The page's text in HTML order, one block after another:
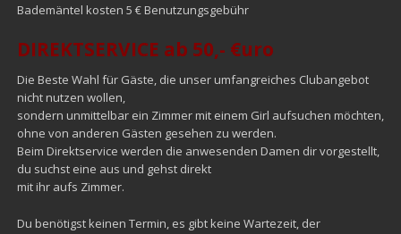
Bademäntel kosten 5 € Benutzungsgebühr
DIREKTSERVICE ab 50,- €uro
Die Beste Wahl für Gäste, die unser umfangreiches Clubangebot
nicht nutzen wollen,
sondern unmittelbar ein Zimmer mit einem Girl aufsuchen möchten,
ohne von anderen Gästen gesehen zu werden.
Beim Direktservice werden die anwesenden Damen dir vorgestellt,
du suchst eine aus und gehst direkt
mit ihr aufs Zimmer.
Du benötigst keinen Termin, es gibt keine Wartezeit, der